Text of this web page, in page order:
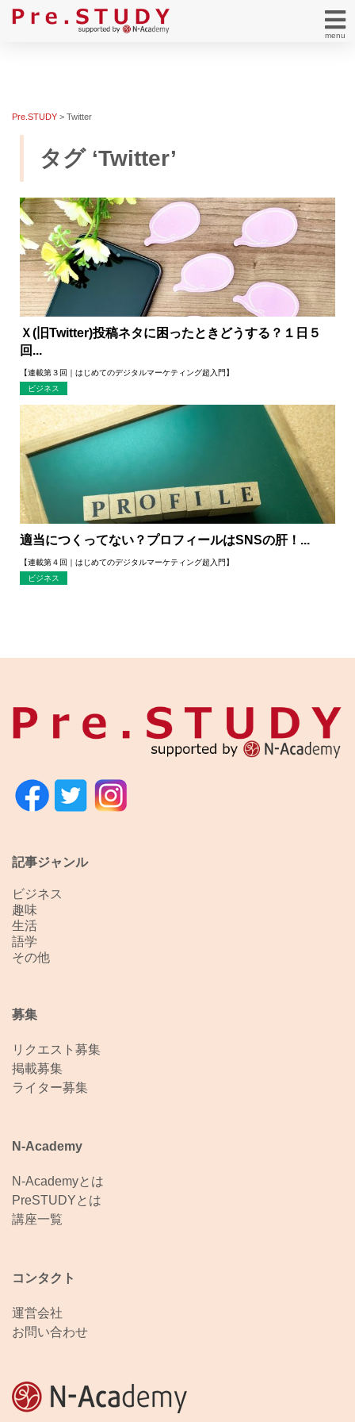
menu
Pre.STUDY > Twitter
タグ ‘Twitter’
Ｘ(旧Twitter)投稿ネタに困ったときどうする？１日５
回...
【連載第３回｜はじめてのデジタルマーケティング超入門】
ビジネス
適当につくってない？プロフィールはSNSの肝！...
【連載第４回｜はじめてのデジタルマーケティング超入門】
ビジネス
記事ジャンル
ビジネス
趣味
生活
語学
その他
募集
リクエスト募集
掲載募集
ライター募集
N-Academy
N-Academyとは
PreSTUDYとは
講座一覧
コンタクト
運営会社
お問い合わせ